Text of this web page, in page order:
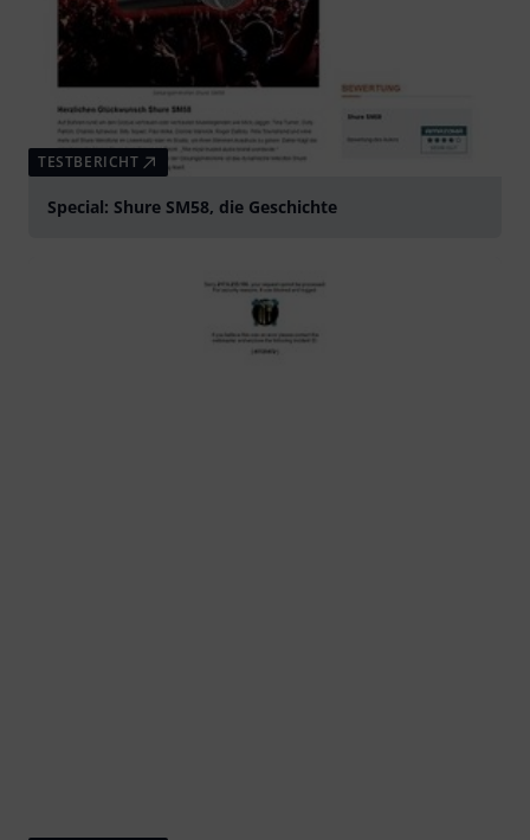
TESTBERICHT
Special: Shure SM58, die Geschichte